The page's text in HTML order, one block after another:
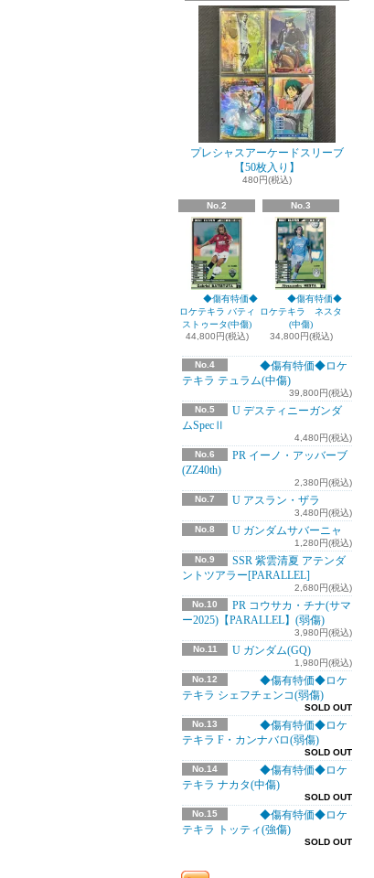
プレシャスアーケードスリーブ
【50枚入り】
480円(税込)
No.2
◆傷有特価◆
ロケテキラ バティ
ストゥータ(中傷)
44,800円(税込)
No.3
◆傷有特価◆
ロケテキラ ネスタ
(中傷)
34,800円(税込)
No.4
◆傷有特価◆ロケ
テキラ テュラム(中傷)
39,800円(税込)
No.5
U デスティニーガンダ
ムSpecⅡ
4,480円(税込)
No.6
PR イーノ・アッバーブ
(ZZ40th)
2,380円(税込)
No.7
U アスラン・ザラ
3,480円(税込)
No.8
U ガンダムサバーニャ
1,280円(税込)
No.9
SSR 紫雲清夏 アテンダ
ントツアラー[PARALLEL]
2,680円(税込)
No.10
PR コウサカ・チナ(サマ
ー2025)【PARALLEL】(弱傷)
3,980円(税込)
No.11
U ガンダム(GQ)
1,980円(税込)
No.12
◆傷有特価◆ロケ
テキラ シェフチェンコ(弱傷)
SOLD OUT
No.13
◆傷有特価◆ロケ
テキラ F・カンナバロ(弱傷)
SOLD OUT
No.14
◆傷有特価◆ロケ
テキラ ナカタ(中傷)
SOLD OUT
No.15
◆傷有特価◆ロケ
テキラ トッティ(強傷)
SOLD OUT